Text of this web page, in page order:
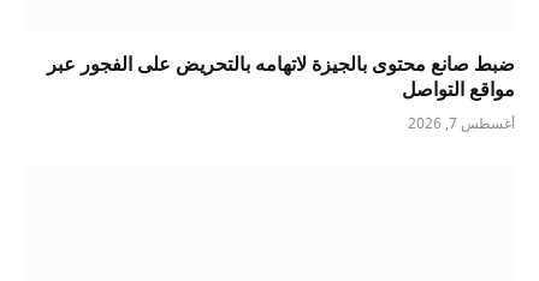
ضبط صانع محتوى بالجيزة لاتهامه بالتحريض على الفجور عبر
مواقع التواصل
أغسطس 7, 2026